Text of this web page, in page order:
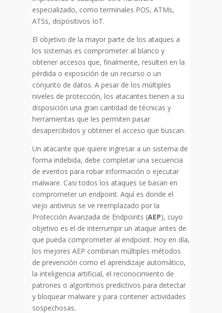
especializado, como terminales POS, ATMs,
ATSs, dispositivos IoT.
El objetivo de la mayor parte de los ataques a
los sistemas es comprometer al blanco y
obtener accesos que, finalmente, resulten en la
pérdida o exposición de un recurso o un
conjunto de datos. A pesar de los múltiples
niveles de protección, los atacantes tienen a su
disposición una gran cantidad de técnicas y
herramientas que les permiten pasar
desapercibidos y obtener el acceso que buscan.
Un atacante que quiere ingresar a un sistema de
forma indebida, debe completar una secuencia
de eventos para robar información o ejecutar
malware. Casi todos los ataques se basan en
comprometer un endpoint. Aquí es donde el
viejo antivirus se ve reemplazado por la
Protección Avanzada de Endpoints (AEP), cuyo
objetivo es el de interrumpir un ataque antes de
que pueda comprometer al endpoint. Hoy en día,
los mejores AEP combinan múltiples métodos
de prevención como el aprendizaje automático,
la inteligencia artificial, el reconocimiento de
patrones o algoritmos predictivos para detectar
y bloquear malware y para contener actividades
sospechosas.